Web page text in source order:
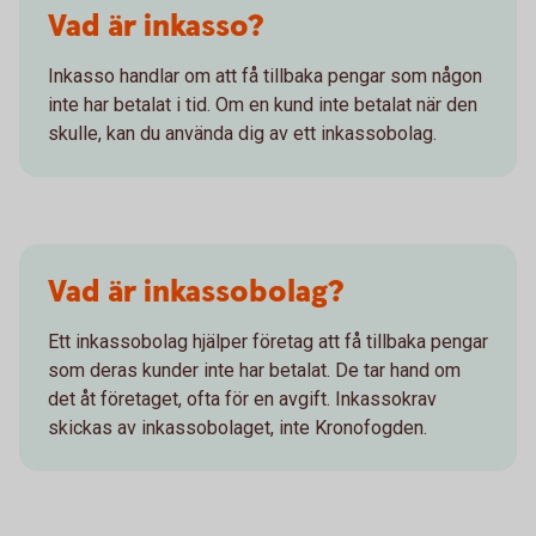
Vad är inkasso?
Inkasso handlar om att få tillbaka pengar som någon
inte har betalat i tid. Om en kund inte betalat när den
skulle, kan du använda dig av ett inkassobolag.
Vad är inkassobolag?
Ett inkassobolag hjälper företag att få tillbaka pengar
som deras kunder inte har betalat. De tar hand om
det åt företaget, ofta för en avgift. Inkassokrav
skickas av inkassobolaget, inte Kronofogden.